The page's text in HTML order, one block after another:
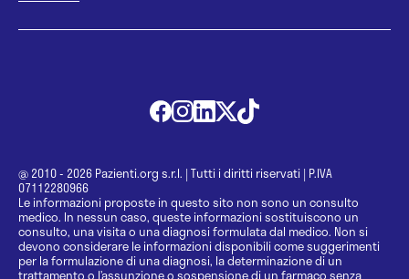
@ 2010 - 2026 Pazienti.org s.r.l. | Tutti i diritti riservati | P.IVA
07112280966
Le informazioni proposte in questo sito non sono un consulto
medico. In nessun caso, queste informazioni sostituiscono un
consulto, una visita o una diagnosi formulata dal medico. Non si
devono considerare le informazioni disponibili come suggerimenti
per la formulazione di una diagnosi, la determinazione di un
trattamento o l’assunzione o sospensione di un farmaco senza